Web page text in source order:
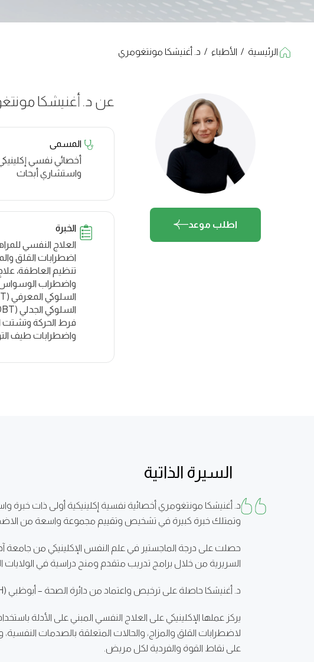
الرئيسية / الأطباء / د. أغنيشكا مونتغومري
اطلب موعد
عن د. أغنيشكا
المسمى
أخصائي نفسي
واستشاري أبحاث
الخبرة
العلاج النفسي
اضطرابات القلق
تنظيم العاطفة،
واضطراب الوسواس
فرط الحركة وتشتت
واضطرابات طيف
السيرة الذاتية
وتمتلك خبرة كبيرة في تشخيص وتقييم مجموعة واسعة من
السريرية من خلال برامج تدريب متقدم ومنح دراسية في الولايات
د. أغنيشكا حاصلة على ترخيص واعتماد من دائرة الصحة – أبوظبي (DOH)، وهيئة الصحة بدبي (DHA)، والجمعية البولندية لعلم النفس.
لاضطرابات القلق والمزاج، والحالات المتعلقة بالصدمات
على نقاط القوة والفردية لكل مريض.